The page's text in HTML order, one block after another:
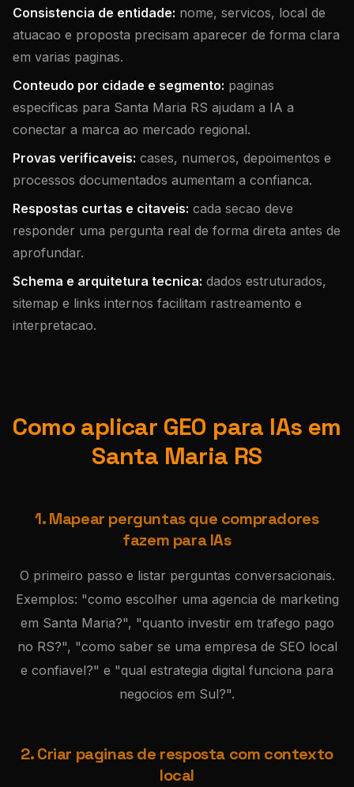
Consistencia de entidade: nome, servicos, local de
atuacao e proposta precisam aparecer de forma clara
em varias paginas.
Conteudo por cidade e segmento: paginas
especificas para Santa Maria RS ajudam a IA a
conectar a marca ao mercado regional.
Provas verificaveis: cases, numeros, depoimentos e
processos documentados aumentam a confianca.
Respostas curtas e citaveis: cada secao deve
responder uma pergunta real de forma direta antes de
aprofundar.
Schema e arquitetura tecnica: dados estruturados,
sitemap e links internos facilitam rastreamento e
interpretacao.
Como aplicar GEO para IAs em
Santa Maria RS
1. Mapear perguntas que compradores
fazem para IAs
O primeiro passo e listar perguntas conversacionais.
Exemplos: "como escolher uma agencia de marketing
em Santa Maria?", "quanto investir em trafego pago
no RS?", "como saber se uma empresa de SEO local
e confiavel?" e "qual estrategia digital funciona para
negocios em Sul?".
2. Criar paginas de resposta com contexto
local